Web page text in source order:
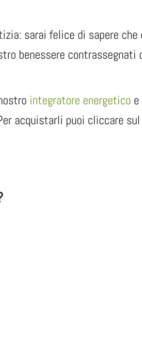
sarai felice di sapere che
benessere contrassegnati
integratore energetico
acquistarli puoi cliccare